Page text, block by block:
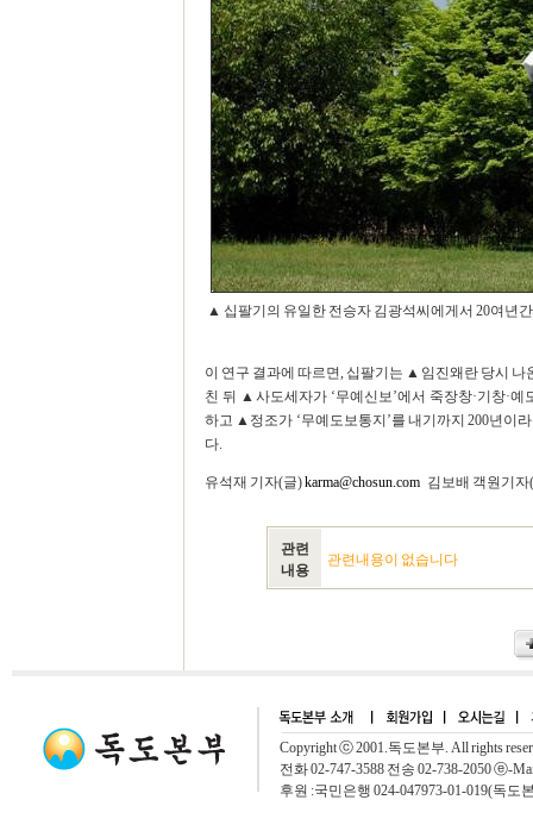
▲ 십팔기의 유일한 전승자 김광석씨에게서 20여년
이 연구 결과에 따르면, 십팔기는 ▲임진왜란 당시 나
친 뒤 ▲사도세자가 ‘무예신보’에서 죽장창·기창·예
하고 ▲정조가 ‘무예도보통지’를 내기까지 200년이
다.
유석재 기자(글)karma@chosun.com김보배 객원기자
관련
내용
관련내용이 없습니다
Copyright ⓒ 2001.독도본부. All rights
전화 02-747-3588 전송 02-738-2050 ⓔ-
후원 :국민은행 024-047973-01-019(독도